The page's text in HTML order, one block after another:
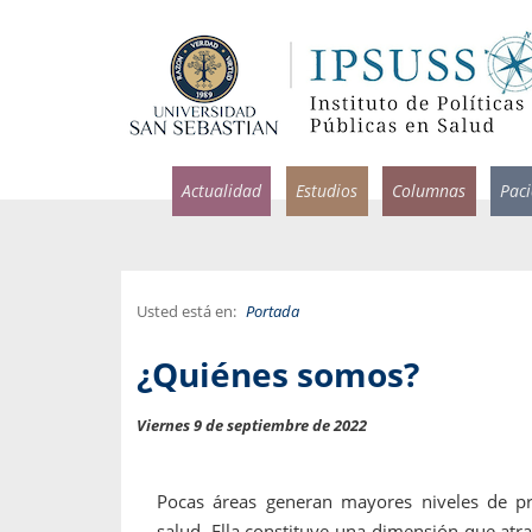
Actualidad Estudios Columnas
Usted está en: Portada
¿Quiénes somos?
Viernes 9 de septiembre de 2022
Pocas áreas generan mayores niveles de
Facultad de Medicina USS.
Infectólogo y profesor
Usamos la palabra
una enfermedad